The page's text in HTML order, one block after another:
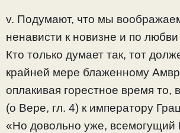
v. Подумают, что мы
ненависти к новизне и по
Кто только думает так, тот
крайней мере блаженному
оплакивая горестное время то,
(о Вере, гл. 4) к императору
«Но довольно уже,